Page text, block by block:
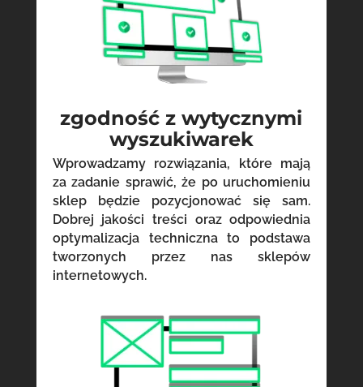
zgodność z wytycznymi
wyszukiwarek
Wprowadzamy rozwiązania, które mają
za zadanie sprawić, że po uruchomieniu
sklep będzie pozycjonować się sam.
Dobrej jakości treści oraz odpowiednia
optymalizacja techniczna to podstawa
tworzonych przez nas sklepów
internetowych.